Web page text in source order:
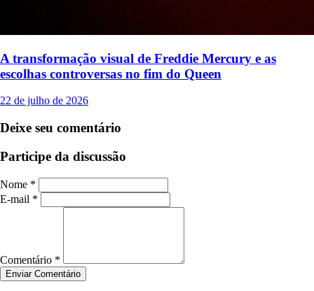
A transformação visual de Freddie Mercury e as
escolhas controversas no fim do Queen
22 de julho de 2026
Deixe seu comentário
Participe da discussão
Nome *
E-mail *
Comentário *
Enviar Comentário